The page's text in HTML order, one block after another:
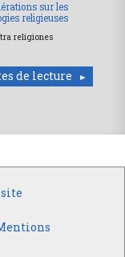
sur les
religieuses
religiones
de lecture